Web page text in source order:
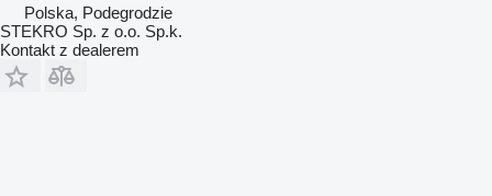
Polska, Podegrodzie
STEKRO Sp. z o.o. Sp.k.
Kontakt z dealerem